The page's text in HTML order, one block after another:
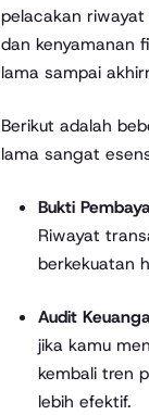
pelacakan
dan kenyamanan
lama sampai
Berikut adalah
lama sangat
Bukti
Riwayat
berkekuatan
Audit
jika kamu
kembali tren
lebih efektif.